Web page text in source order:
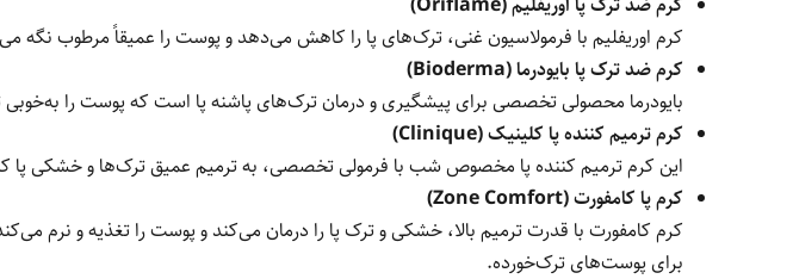
کرم اوریفلیم با فرمولاسیون غنی، ترک‌های پا را کاهش می‌دهد و پوست را عمیقاً مرطوب
کرم ضد ترک پا بایودرما (Bioderma)
بایودرما محصولی تخصصی برای پیشگیری و درمان ترک‌های پاشنه پا است که پوست را به‌خوبی
کرم ترمیم کننده پا کلینیک (Clinique)
این کرم ترمیم کننده پا مخصوص شب با فرمولی تخصصی، به ترمیم عمیق ترک‌ها و
کرم پا کامفورت (Zone Comfort)
کرم کامفورت با قدرت ترمیم بالا، خشکی و ترک پا را درمان می‌کند و پوست را تغذیه و نرم
برای پوست‌های ترک‌خورده.